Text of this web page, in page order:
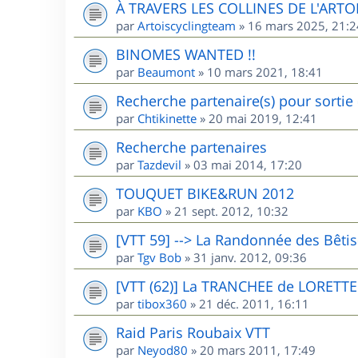
À TRAVERS LES COLLINES DE
par Artoiscyclingteam » 16 mars 2025,
BINOMES WANTED !!
par Beaumont » 10 mars 2021, 18:41
Recherche partenaire(s) pour
par Chtikinette » 20 mai 2019, 12:41
Recherche partenaires
par Tazdevil » 03 mai 2014, 17:20
TOUQUET BIKE&RUN 2012
par KBO » 21 sept. 2012, 10:32
[VTT 59] --> La Randonnée des
par Tgv Bob » 31 janv. 2012, 09:36
[VTT (62)] La TRANCHEE de
par tibox360 » 21 déc. 2011, 16:11
Raid Paris Roubaix VTT
par Neyod80 » 20 mars 2011, 17:49